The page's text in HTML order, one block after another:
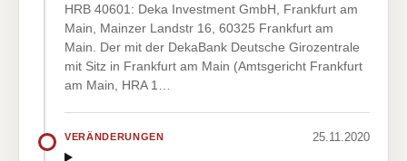
HRB 40601: Deka Investment GmbH, Frankfurt am
Main, Mainzer Landstr 16, 60325 Frankfurt am
Main. Der mit der DekaBank Deutsche Girozentrale
mit Sitz in Frankfurt am Main (Amtsgericht Frankfurt
am Main, HRA 1…
VERÄNDERUNGEN 25.11.2020